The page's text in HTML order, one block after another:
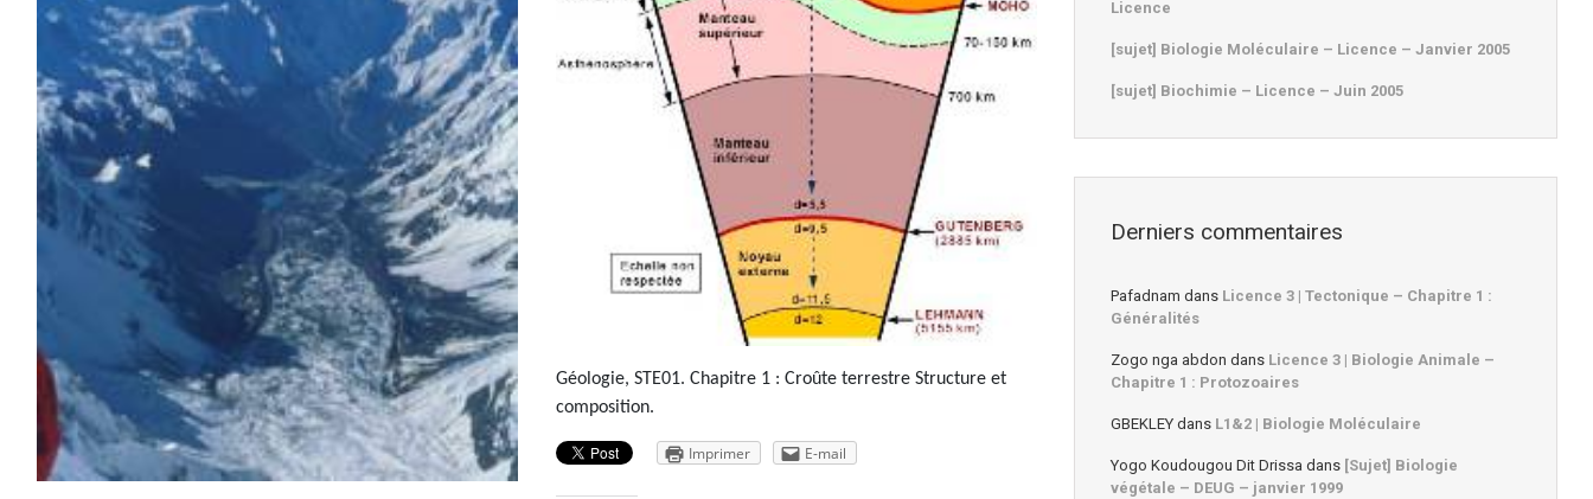
Géologie, STE01. Chapitre 1 : Croûte terrestre Structure et
composition.
Imprimer E-mail
Licence
[sujet] Biologie Moléculaire – Licence – Janvier 2005
[sujet] Biochimie – Licence – Juin 2005
Derniers commentaires
Pafadnam dans Licence 3 | Tectonique – Chapitre 1 :
Généralités
Zogo nga abdon dans Licence 3 | Biologie Animale –
Chapitre 1 : Protozoaires
GBEKLEY dans L1&2 | Biologie Moléculaire
Yogo Koudougou Dit Drissa dans [Sujet] Biologie
végétale – DEUG – janvier 1999